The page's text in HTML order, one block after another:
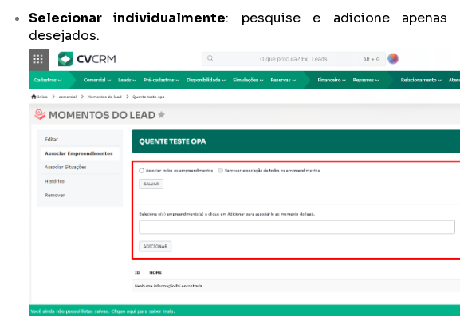
Selecionar individualmente: pesquise e adicione apenas
desejados.